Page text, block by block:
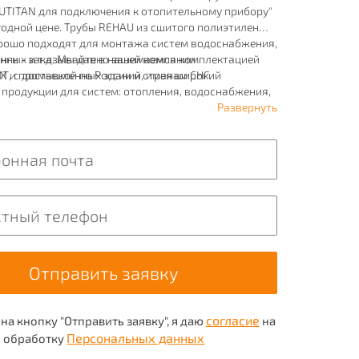
для подключения к отопительному прибору"
цене. Трубы REHAU из сшитого полиэтилена и
подходят для монтажа систем водоснабжения,
и т.д. Мы давно занимаемся комплектацией
и промышленных зданий, имея широкий
для систем: отопления, водоснабжения,
- заказывайте в нашей компании
доставкой по России и странам СНГ.
Развернуть
кнопку "Отправить заявку", я даю согласие на
обработку Персональных данных